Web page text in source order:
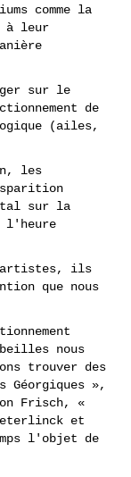
comme la
à leur
sur le
de
(ailes,
les
sur la
l'heure
artistes, ils
que nous
nous
trouver des
»,
Frisch, «
et
l'objet de